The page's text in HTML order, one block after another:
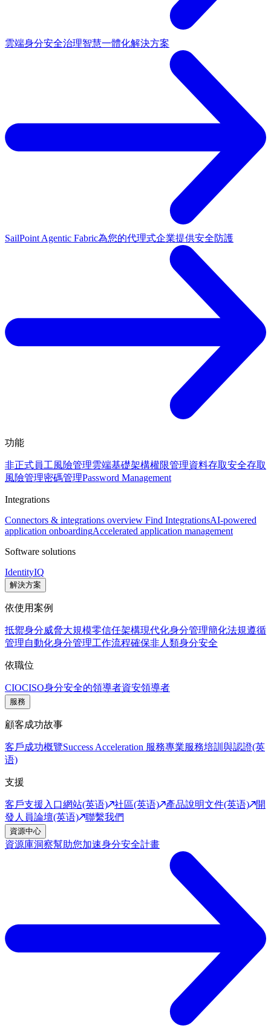
雲端身分安全治理智慧一體化解決方案
SailPoint Agentic Fabric為您的代理式企業提供安全防護
功能
非正式員工風險管理雲端基礎架構權限管理資料存取安全存取
風險管理密碼管理Password Management
Integrations
Connectors & integrations overview Find IntegrationsAI-powered
application onboardingAccelerated application management
Software solutions
IdentityIQ
解決方案
依使用案例
抵禦身分威脅大規模零信任架構現代化身分管理簡化法規遵循
管理自動化身分管理工作流程確保非人類身分安全
依職位
CIOCISO身分安全的領導者資安領導者
服務
顧客成功故事
客戶成功概覽Success Acceleration 服務專業服務培訓與認證(英
语)
支援
客戶支援入口網站(英语) 社區(英语) 產品說明文件(英语)
開
發人員論壇(英语)
聯繫我們
資源中心
資源庫洞察幫助您加速身分安全計畫